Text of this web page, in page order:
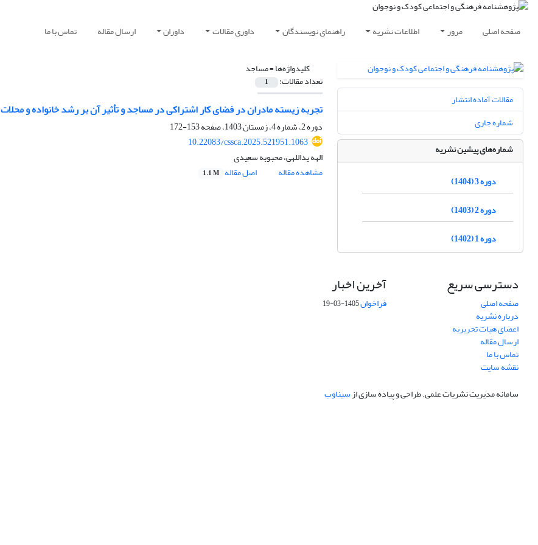
صفحه اصلی مرور اطلاعات نشریه راهنمای نویسندگان داوری مقالات داوران ارسال مقاله تماس با ما
کلیدواژه‌ها =مساجد
تعداد مقالات: 1
تجربه زیسته مادران در فضای کار اشتراکی در مساجد و تأثیر آن بر رشد خانواده و محلات
دوره 2، شماره 4، زمستان 1403، صفحه
153-172
10.22083/cssca.2025.521951.1063
الهه یداللهی، محبوبه سعیدی
مشاهده مقاله
اصل مقاله 1.1 M
مقالات آماده انتشار
شماره جاری
شماره‌های پیشین نشریه
دوره 3 (1404)
دوره 2 (1403)
دوره 1 (1402)
دسترسی سریع
صفحه اصلی
درباره نشریه
اعضای هیات تحریریه
ارسال مقاله
تماس با ما
نقشه سایت
آخرین اخبار
فراخوان1405-03-19
سامانه مدیریت نشریات علمی.طراحی و پیاده سازی ازسیناوب